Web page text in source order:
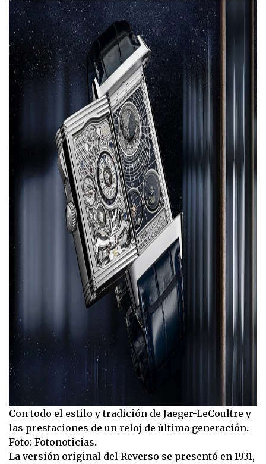
Con todo el estilo y tradición de Jaeger-LeCoultre y
las prestaciones de un reloj de última generación.
Foto: Fotonoticias.
La versión original del Reverso se presentó en 1931,